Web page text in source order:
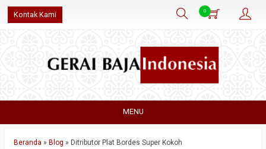
Kontak Kami 0
MENU
Beranda » Blog » Ditributor Plat Bordes Super Kokoh